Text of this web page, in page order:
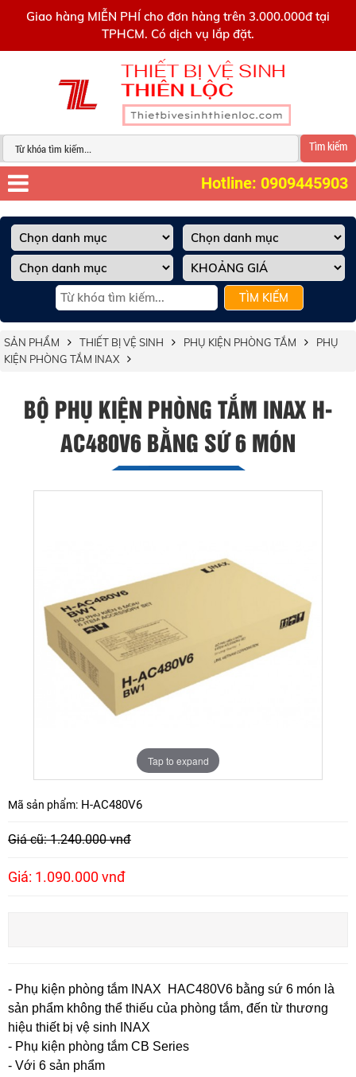
Giao hàng MIỄN PHÍ cho đơn hàng trên 3.000.000đ tại
TPHCM. Có dịch vụ lắp đặt.
Tìm kiếm
Hotline: 0909445903
TÌM KIẾM
SẢN PHẨM THIẾT BỊ VỆ SINH PHỤ KIỆN PHÒNG TẮM
PHỤ
KIỆN PHÒNG TẮM INAX
BỘ PHỤ KIỆN PHÒNG TẮM INAX H-
AC480V6 BẰNG SỨ 6 MÓN
Tap to expand
Mã sản phẩm: H-AC480V6
Giá cũ: 1.240.000 vnđ
Giá: 1.090.000 vnđ
- Phụ kiện phòng tắm INAX HAC480V6 bằng sứ 6 món là
sản phẩm không thể thiếu của phòng tắm, đến từ thương
hiệu thiết bị vệ sinh INAX
- Phụ kiện phòng tắm CB Series
- Với 6 sản phẩm
0909445903